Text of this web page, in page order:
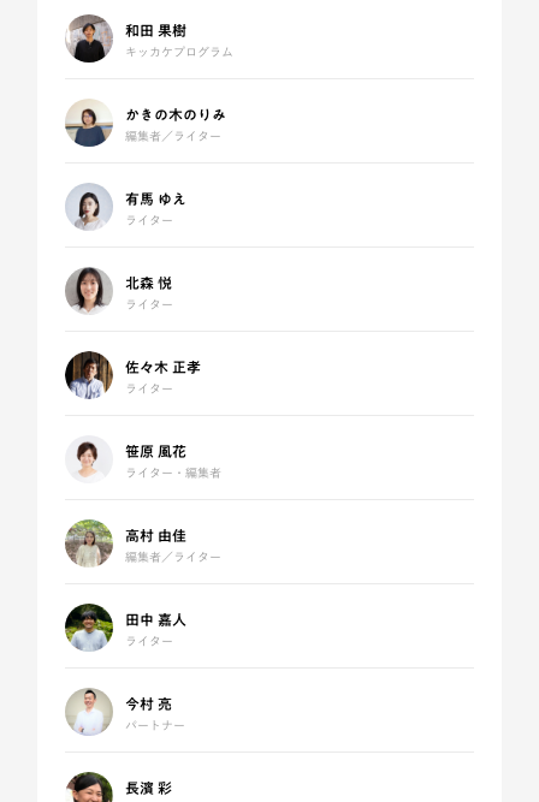
和田 果樹
キッカケプログラム
かきの木のりみ
編集者／ライター
有馬 ゆえ
ライター
北森 悦
ライター
佐々木 正孝
ライター
笹原 風花
ライター・編集者
高村 由佳
編集者／ライター
田中 嘉人
ライター
今村 亮
パートナー
長濱 彩